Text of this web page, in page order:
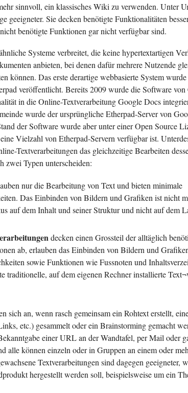
sinnvoll, ein klassisches Wiki zu verwenden. Unter
geeigneter. Sie decken benötigte Funktionalitäten
benötigte Funktionen gar nicht verfügbar sind.
Systeme verbreitet, die keine hypertextartigen
anbieten, bei denen dafür mehrere Nutzende
können. Das erste derartige webbasierte System
veröffentlicht. Bereits 2009 wurde die Software
in die Online-Textverarbeitung Google Docs
wurde der ursprüngliche Etherpad-Server von
der Software wurde aber unter einer Open Source
Vielzahl von Etherpad-Servern verfügbar ist.
Textverarbeitungen das gleichzeitige Bearbeiten
zwei Typen unterscheiden:
nur die Bearbeitung von Text und bieten minimale
Das Einbinden von Bildern und Grafiken ist nicht
auf dem Inhalt und seiner Struktur und nicht auf dem
decken einen Grossteil der alltäglich
ab, erlauben das Einbinden von Bildern und
sowie Funktionen wie Fussnoten und
traditionelle, auf dem eigenen Rechner installierte
sich an, wenn rasch gemeinsam ein Rohtext erstellt,
etc.) gesammelt oder ein Brainstorming gemacht
einer URL an der Wandtafel, per Mail oder
alle können einzeln oder in Gruppen an einem oder
Textverarbeitungen sind dagegen geeigneter,
hergestellt werden soll, beispielsweise um ein